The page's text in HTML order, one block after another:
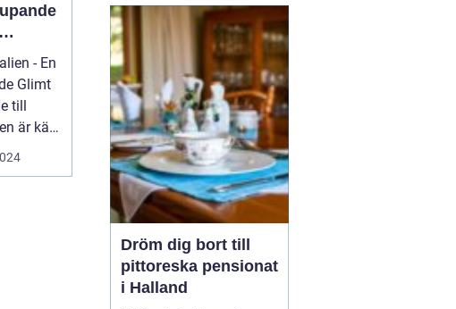
- En
Glimt
till
i popularitet är
temaresor, där resenärer
dyker djupare in i
specifika intress...
Dröm dig bort till
pittoreska pensionat
i Halland